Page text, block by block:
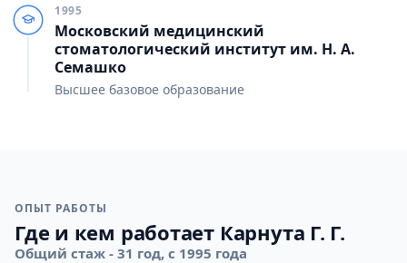
1995
Московский медицинский
стоматологический институт им. Н. А.
Семашко
Высшее базовое образование
ОПЫТ РАБОТЫ
Где и кем работает Карнута Г. Г.
Общий стаж - 31 год, с 1995 года